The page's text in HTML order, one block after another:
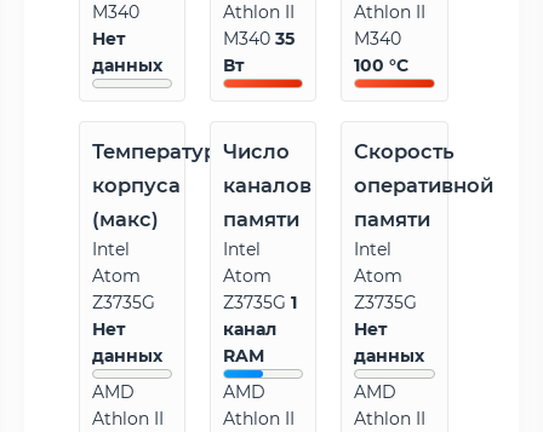
M340
Нет
данных
Athlon II
M34035
Вт
Athlon II
M340
100 °C
Температура
корпуса
(макс)
Intel
Atom
Z3735G
Нет
данных
AMD
Athlon II
Число
каналов
памяти
Intel
Atom
Z3735G1
канал
RAM
AMD
Athlon II
Скорость
оперативной
памяти
Intel
Atom
Z3735G
Нет
данных
AMD
Athlon II